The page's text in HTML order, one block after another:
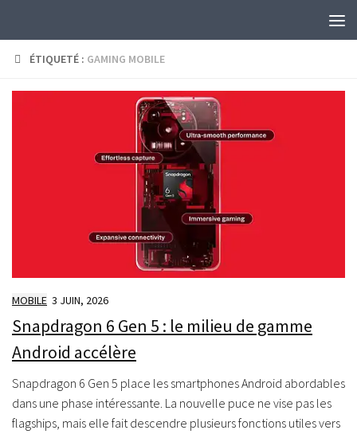
ÉTIQUETÉ : GAMING MOBILE
MOBILE 3 JUIN, 2026
Snapdragon 6 Gen 5 : le milieu de gamme
Android accélère
Snapdragon 6 Gen 5 place les smartphones Android abordables
dans une phase intéressante. La nouvelle puce ne vise pas les
flagships, mais elle fait descendre plusieurs fonctions utiles vers